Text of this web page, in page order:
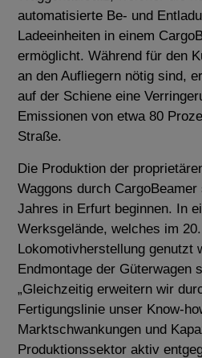
automatisierte Be- und
Ladeeinheiten in einem
ermöglicht. Während für den
an den Aufliegern nötig sind,
auf der Schiene eine
Emissionen von etwa 80
Straße.
Die Produktion der
Waggons durch
Jahres in Erfurt beginnen. In
Werksgelände, welches im
Lokomotivherstellung genutzt
Endmontage der Güterwagen
„Gleichzeitig erweitern wir
Fertigungslinie unser Know-
Marktschwankungen und
Produktionssektor aktiv